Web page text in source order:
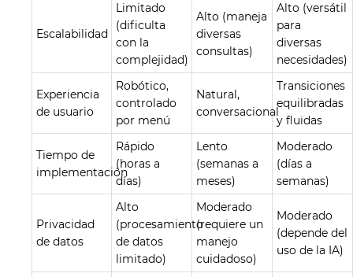
Escalabilidad
Limitado
(dificulta
con la
complejidad)
Alto (maneja
diversas
consultas)
Alto (versátil
para
diversas
necesidades)
Experiencia
de usuario
Robótico,
controlado
por menú
Natural,
conversacional
Transiciones
equilibradas
y fluidas
Tiempo de
implementación
Rápido
(horas a
días)
Lento
(semanas a
meses)
Moderado
(días a
semanas)
Privacidad
de datos
Alto
(procesamiento
de datos
limitado)
Moderado
(requiere un
manejo
cuidadoso)
Moderado
(depende del
uso de la IA)